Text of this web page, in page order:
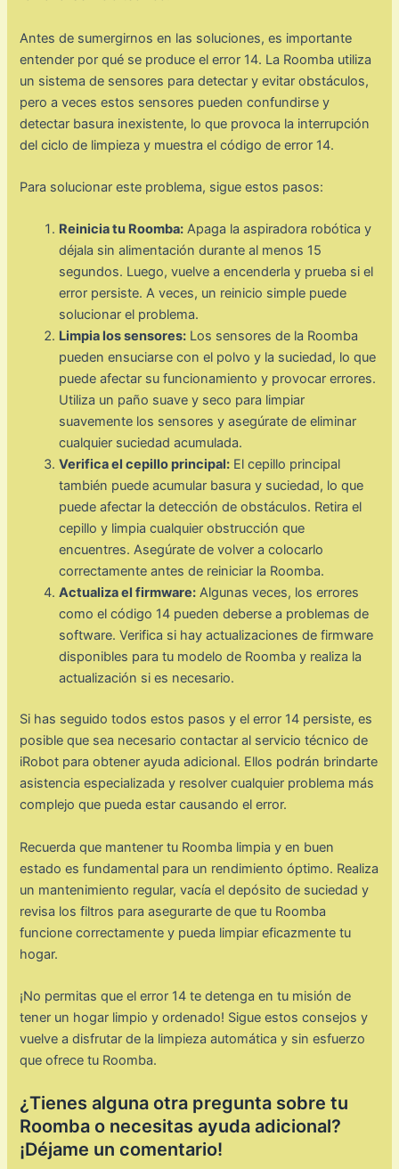
Antes de sumergirnos en las soluciones, es importante
entender por qué se produce el error 14. La Roomba utiliza
un sistema de sensores para detectar y evitar obstáculos,
pero a veces estos sensores pueden confundirse y
detectar basura inexistente, lo que provoca la interrupción
del ciclo de limpieza y muestra el código de error 14.
Para solucionar este problema, sigue estos pasos:
Reinicia tu Roomba: Apaga la aspiradora robótica y
déjala sin alimentación durante al menos 15
segundos. Luego, vuelve a encenderla y prueba si el
error persiste. A veces, un reinicio simple puede
solucionar el problema.
Limpia los sensores: Los sensores de la Roomba
pueden ensuciarse con el polvo y la suciedad, lo que
puede afectar su funcionamiento y provocar errores.
Utiliza un paño suave y seco para limpiar
suavemente los sensores y asegúrate de eliminar
cualquier suciedad acumulada.
Verifica el cepillo principal: El cepillo principal
también puede acumular basura y suciedad, lo que
puede afectar la detección de obstáculos. Retira el
cepillo y limpia cualquier obstrucción que
encuentres. Asegúrate de volver a colocarlo
correctamente antes de reiniciar la Roomba.
Actualiza el firmware: Algunas veces, los errores
como el código 14 pueden deberse a problemas de
software. Verifica si hay actualizaciones de firmware
disponibles para tu modelo de Roomba y realiza la
actualización si es necesario.
Si has seguido todos estos pasos y el error 14 persiste, es
posible que sea necesario contactar al servicio técnico de
iRobot para obtener ayuda adicional. Ellos podrán brindarte
asistencia especializada y resolver cualquier problema más
complejo que pueda estar causando el error.
Recuerda que mantener tu Roomba limpia y en buen
estado es fundamental para un rendimiento óptimo. Realiza
un mantenimiento regular, vacía el depósito de suciedad y
revisa los filtros para asegurarte de que tu Roomba
funcione correctamente y pueda limpiar eficazmente tu
hogar.
¡No permitas que el error 14 te detenga en tu misión de
tener un hogar limpio y ordenado! Sigue estos consejos y
vuelve a disfrutar de la limpieza automática y sin esfuerzo
que ofrece tu Roomba.
¿Tienes alguna otra pregunta sobre tu
Roomba o necesitas ayuda adicional?
¡Déjame un comentario!